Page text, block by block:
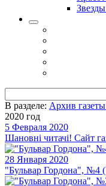
В разделе: Архив
2020 год
5 Февраля 2020
Шановні читачі! Сайт
28 Января 2020
"Бульвар Гордона", №4